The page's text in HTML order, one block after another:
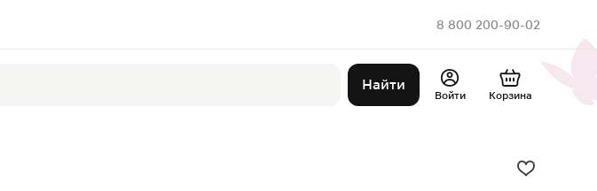
8 800 200-90-02
Найти
Войти Корзина